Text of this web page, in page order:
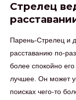
Стрелец
Парень-Стрелец и
расставанию по-
более спокойно
лучшее. Он может
поисках чего-то